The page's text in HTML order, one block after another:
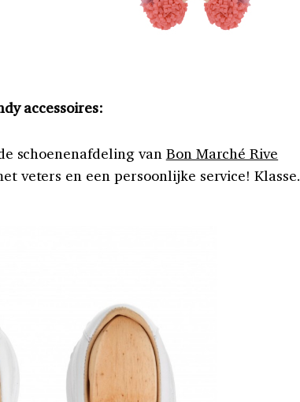
accessoires:
schoenenafdeling van Bon Marché Rive
veters en een persoonlijke service! Klasse.